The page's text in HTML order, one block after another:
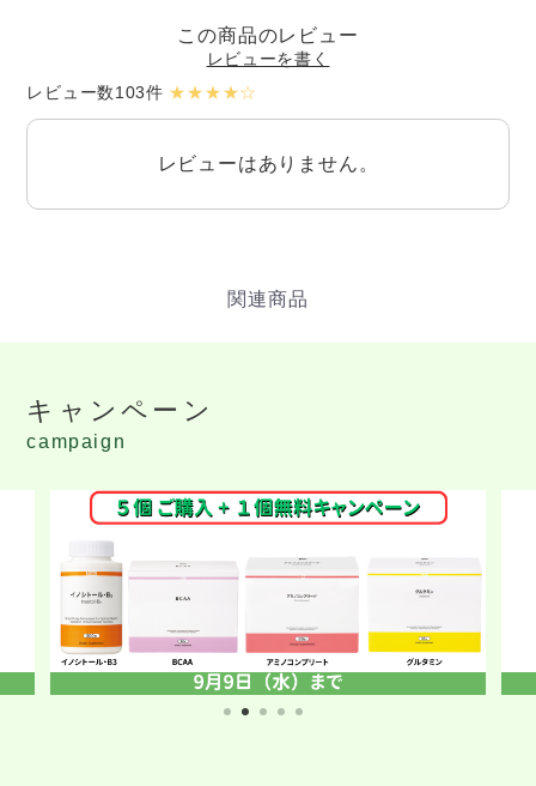
この商品のレビュー
レビューを書く
レビュー数103件 ★★★★☆
レビューはありません。
キャンペーン
campaign